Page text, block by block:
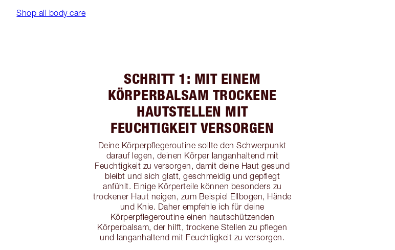
Shop all body care
SCHRITT 1: MIT EINEM
KÖRPERBALSAM TROCKENE
HAUTSTELLEN MIT
FEUCHTIGKEIT VERSORGEN
Deine Körperpflegeroutine sollte den Schwerpunkt
darauf legen, deinen Körper langanhaltend mit
Feuchtigkeit zu versorgen, damit deine Haut gesund
bleibt und sich glatt, geschmeidig und gepflegt
anfühlt. Einige Körperteile können besonders zu
trockener Haut neigen, zum Beispiel Ellbogen, Hände
und Knie. Daher empfehle ich für deine
Körperpflegeroutine einen hautschützenden
Körperbalsam, der hilft, trockene Stellen zu pflegen
und langanhaltend mit Feuchtigkeit zu versorgen.